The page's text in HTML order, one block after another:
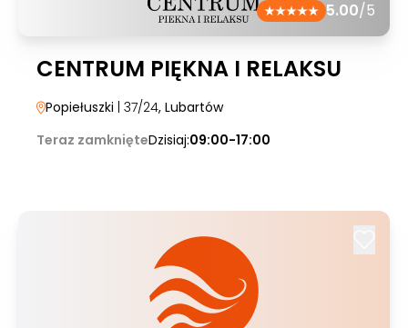
5.00/5
CENTRUM PIĘKNA I RELAKSU
Popiełuszki | 37/24, Lubartów
Teraz zamknięteDzisiaj:09:00-17:00